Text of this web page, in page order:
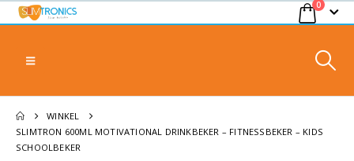
0
WINKEL
SLIMTRON 600ML MOTIVATIONAL DRINKBEKER – FITNESSBEKER – KIDS
SCHOOLBEKER